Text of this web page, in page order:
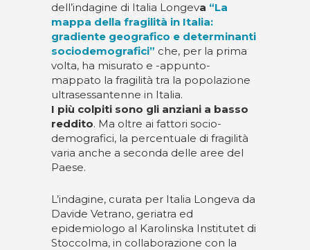
dell’indagine di Italia Longeva “La
mappa della fragilità in Italia:
gradiente geografico e determinanti
sociodemografici” che, per la prima
volta, ha misurato e -appunto-
mappato la fragilità tra la popolazione
ultrasessantenne in Italia.
I più colpiti sono gli anziani a basso
reddito. Ma oltre ai fattori socio-
demografici, la percentuale di fragilità
varia anche a seconda delle aree del
Paese.
L’indagine, curata per Italia Longeva da
Davide Vetrano, geriatra ed
epidemiologo al Karolinska Institutet di
Stoccolma, in collaborazione con la